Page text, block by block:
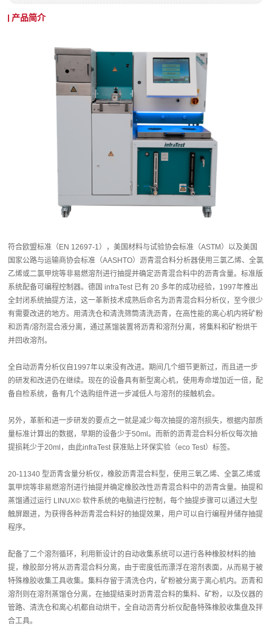
产品简介
符合欧盟标准（EN 12697-1），美国材料与试验协会标准（ASTM）以及美国
国家公路与运输商协会标准（AASHTO）沥青混合料分析器使用三氯乙烯、全氯
乙烯或二氯甲烷等非易燃溶剂进行抽提并确定沥青混合料中的沥青含量。标准版
系统配备可编程控制器。德国 infraTest 已有 20 多年的成功经验，1997年推出
全封闭系统抽提方法，这一革新技术成熟后命名为沥青混合料分析仪，至今很少
有需要改进的地方。用清洗仓和清洗筛筒清洗沥青，在高性能的离心机内将矿粉
和沥青/溶剂混合液分离，通过蒸馏装置将沥青和溶剂分离，将集料和矿粉烘干
并回收溶剂。
全自动沥青分析仪自1997年以来没有改进。期间几个细节更新过，而且进一步
的研发和改进仍在继续。现在的设备具有新型离心机，使用寿命增加近一倍，配
备自检系统，备有几个选购组件进一步减低人与溶剂的接触机会。
另外，革新和进一步研发的要点之一就是减少每次抽提的溶剂损失，根据内部质
量标准计算出的数据，早期的设备少于50ml。而新的沥青混合料分析仪每次抽
提损耗少于20ml，由此infraTest 获准贴上环保实验（eco Test）标签。
20-11340 型沥青含量分析仪，橡胶沥青混合料型，使用三氧乙烯、全氯乙烯或
氯甲烷等非易燃溶剂进行抽提并确定橡胶改性沥青混合料中的沥青含量。抽提和
蒸馏通过运行 LINUX© 软件系统的电脑进行控制，每个抽提步骤可以通过大型
触屏跟进，为获得各种沥青混合料好的抽提效果，用户可以自行编程并储存抽提
程序。
配备了二个溶剂循环，利用新设计的自动收集系统可以进行各种橡胶材料的抽
提，橡胶部分将从沥青混合料分离，由于密度低而漂浮在溶剂表面，从而易于被
特殊橡胶收集工具收集。集料存留于清洗仓内，矿粉被分离于离心机内。沥青和
溶剂则在溶剂蒸馏仓分离，在抽提结束时沥青混合料的集料、矿粉，以及仪器的
管路、清洗仓和离心机都自动烘干，全自动沥青分析仪配备特殊橡胶收集盘及拌
合工具。